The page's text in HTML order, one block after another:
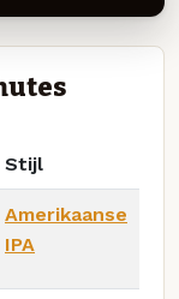
Stijl
Amerikaanse
IPA